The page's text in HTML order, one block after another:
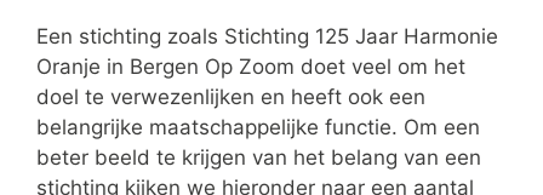
Een stichting zoals Stichting 125 Jaar Harmonie
Oranje in Bergen Op Zoom doet veel om het
doel te verwezenlijken en heeft ook een
belangrijke maatschappelijke functie. Om een
beter beeld te krijgen van het belang van een
stichting kijken we hieronder naar een aantal